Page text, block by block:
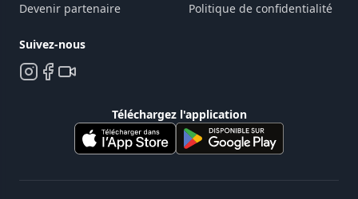
Devenir partenaire
Politique de confidentialité
Suivez-nous
Téléchargez l'application